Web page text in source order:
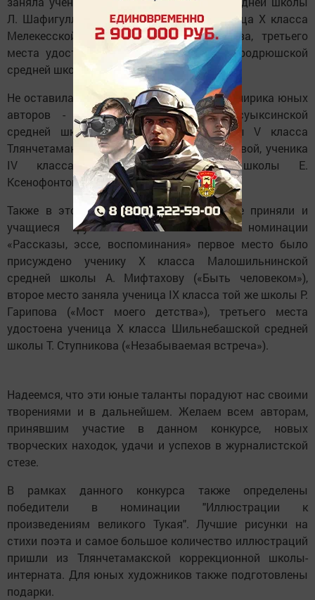
Л. Шафигуллина, на втором месте - ученица X класса
Мелекесской средней школы А. Закирова, третьего
места удостоена ученица VII класса Стародрюшской
средней школы З. Гиниятуллина.
Не оставила нас равнодушными и теплая лирика юных
авторов - ученицы V класса Нижнесуыксинской
средней школы А. Садыковой, ученицы V класса
Тлянчетамакской средней школы А. Юсуповой, ученика
IV класса Мелекесской средней школы Е.
Ксенофонтова.
Также в этом конкурсе активное участие приняли и
учащиеся русскоязычных школ. В номинации
«Рассказы, эссе, воспоминания» первое место было
присуждено ученику X класса Малошильнинской
средней школы А. Мифтахову («Быть человеком»),
второе место заняла ученица IX класса той же школы Р.
Гарипова («Мост моего детства»), третьего места
удостоена ученица X класса Шильнебашской средней
школы Т. Ступникова («Незабываемая встреча»).
Надеемся, что эти юные таланты порадуют нас своими
творениями и в дальнейшем. Желаем всем авторам,
принявшим участие в данном конкурсе, новых
творческих находок, удачи и успехов в журналистской
стезе.
В рамках данного конкурса также определены
победители в номинации "Иллюстрации к
произведениям великого Тукая". Лучшие рисунки на
стихи поэта и самое большое количество иллюстраций
пришли из Тлянчетамакской коррекционной школы-
интерната. Для юных художников также подготовлены
подарки.